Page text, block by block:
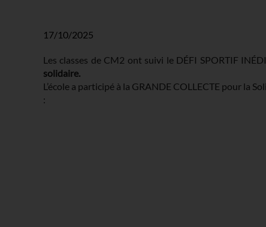
17/10/2025
Les classes de CM2 ont suivi le DÉFI SPORTIF
solidaire.
L’école a participé à la GRANDE COLLECTE pour la
: